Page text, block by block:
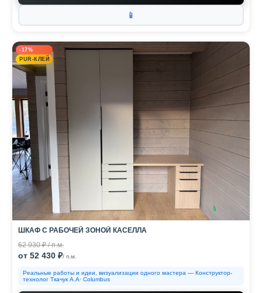
📱
-17%
PUR-КЛЕЙ
ШКАФ С РАБОЧЕЙ ЗОНОЙ КАСЕЛЛА
62 930 ₽ / п.м.
от 52 430 ₽/ п.м.
Реальные работы и идеи, визуализации одного мастера — Конструктор-
технолог Ткачук А.А· Columbus